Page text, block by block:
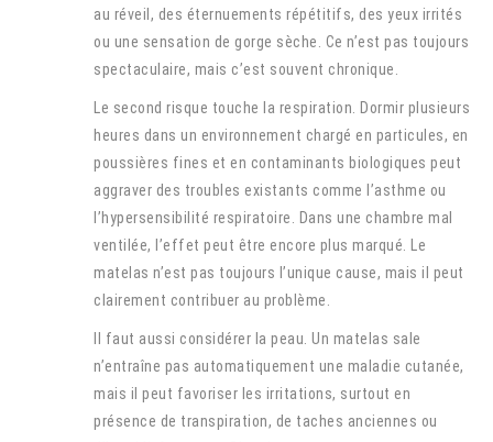
au réveil, des éternuements répétitifs, des yeux irrités
ou une sensation de gorge sèche. Ce n’est pas toujours
spectaculaire, mais c’est souvent chronique.
Le second risque touche la respiration. Dormir plusieurs
heures dans un environnement chargé en particules, en
poussières fines et en contaminants biologiques peut
aggraver des troubles existants comme l’asthme ou
l’hypersensibilité respiratoire. Dans une chambre mal
ventilée, l’effet peut être encore plus marqué. Le
matelas n’est pas toujours l’unique cause, mais il peut
clairement contribuer au problème.
Il faut aussi considérer la peau. Un matelas sale
n’entraîne pas automatiquement une maladie cutanée,
mais il peut favoriser les irritations, surtout en
présence de transpiration, de taches anciennes ou